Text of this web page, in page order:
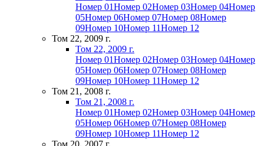
Номер 01Номер 02Номер 03Номер 04Номер
05Номер 06Номер 07Номер 08Номер
09Номер 10Номер 11Номер 12
Том 22, 2009 г.
Том 22, 2009 г.
Номер 01Номер 02Номер 03Номер 04Номер
05Номер 06Номер 07Номер 08Номер
09Номер 10Номер 11Номер 12
Том 21, 2008 г.
Том 21, 2008 г.
Номер 01Номер 02Номер 03Номер 04Номер
05Номер 06Номер 07Номер 08Номер
09Номер 10Номер 11Номер 12
Том 20, 2007 г.